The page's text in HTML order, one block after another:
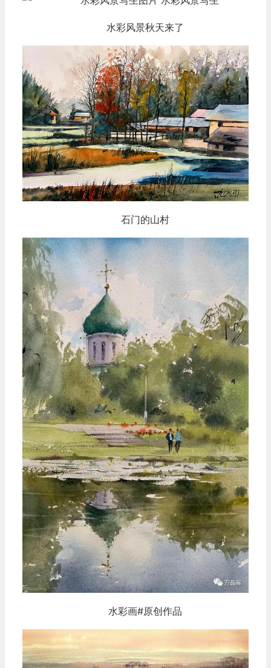
水彩风景秋天来了
石门的山村
水彩画#原创作品